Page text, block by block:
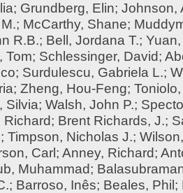
; Grundberg, Elin; Johnson,
; McCarthy, Shane;
R.B.; Bell, Jordana T.;
Tom; Schlessinger, David;
; Surdulescu, Gabriela L.;
; Zheng, Hou-Feng;
Silvia; Walsh, John P.;
Richard; Brent Richards, J.;
; Timpson, Nicholas J.;
Carl ; Anney, Richard;
Muhammad;
; Barroso, Inês; Beales, Phil ;